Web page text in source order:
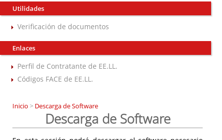
Utilidades
Verificación de documentos
Enlaces
Perfil de Contratante de EE.LL.
Códigos FACE de EE.LL.
Inicio > Descarga de Software
Descarga de Software